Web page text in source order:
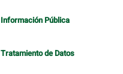
Información Pública
Tratamiento de Datos